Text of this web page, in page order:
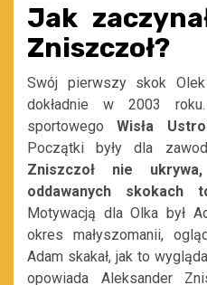
Jak
Zniszczoł?
Swój pierwszy skok
dokładnie w 2003
sportowegoWisła
Początki były dla
Zniszczoł nie
oddawanych skokach
Motywacją dla Olka był
okres małyszomanii,
Adam skakał, jak to
opowiada Aleksander